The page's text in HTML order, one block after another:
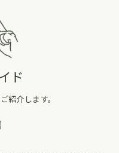
ド
紹介します。